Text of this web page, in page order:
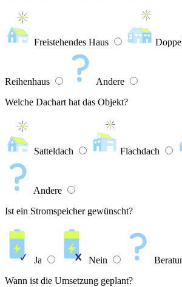
Freistehendes Haus
Reihenhaus
Andere
Welche Dachart hat das Objekt?
Satteldach Flachdach
Andere
Ist ein Stromspeicher gewünscht?
Ja Nein
Wann ist die Umsetzung geplant?